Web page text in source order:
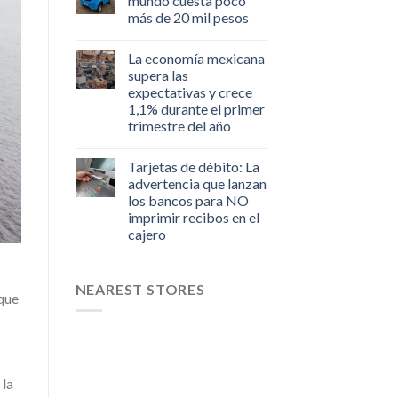
más de 20 mil pesos
La economía mexicana
supera las
expectativas y crece
1,1% durante el primer
trimestre del año
Tarjetas de débito: La
advertencia que lanzan
los bancos para NO
imprimir recibos en el
cajero
NEAREST STORES